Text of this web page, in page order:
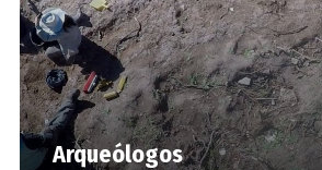
Arqueólogos